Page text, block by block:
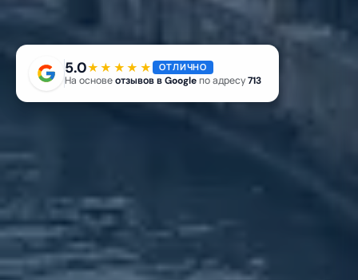
5.0★★★★★ ОТЛИЧНО
На основеотзывов в Googleпо адресу713